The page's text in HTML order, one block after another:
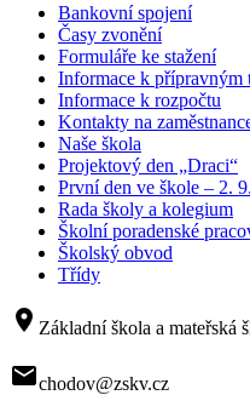
Bankovní spojení
Časy zvonění
Formuláře ke stažení
Informace k přípravným
Informace k rozpočtu
Kontakty na
Naše škola
Projektový den „Draci“
První den ve škole – 2.
Rada školy a kolegium
Školní poradenské
Školský obvod
Třídy
room Základní škola a mateřská
mailchodov@zskv.cz